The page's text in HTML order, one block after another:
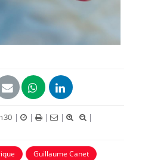
| | | |
|
Guillaume Canet